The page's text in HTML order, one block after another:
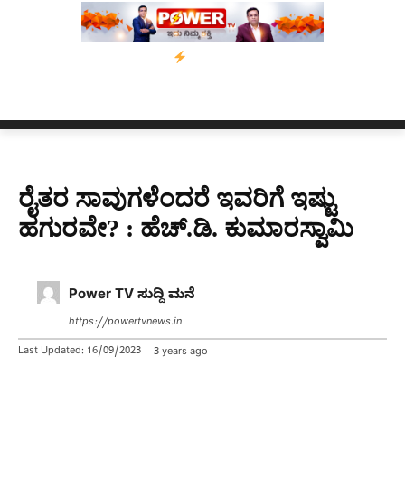
ನ್ಯೂಸ್ ಕಾರ್ಪ್‌ಗೆ ಎಐಯಿಂದ ಸಂಕಷ್ಟ: ಆಸ್ಟ್ರೇಲಿಯಾದಲ್ಲಿ
ರೈತರ ಸಾವುಗಳೆಂದರೆ ಇವರಿಗೆ ಇಷ್ಟು
ಹಗುರವೇ? : ಹೆಚ್​.ಡಿ. ಕುಮಾರಸ್ವಾಮಿ
Power TV ಸುದ್ದಿ ಮನೆ
https://powertvnews.in
Last Updated: 16/09/2023 3 years ago